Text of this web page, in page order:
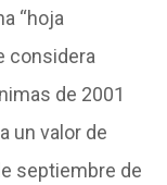
“hoja
considera
de 2001
un valor de
septiembre de